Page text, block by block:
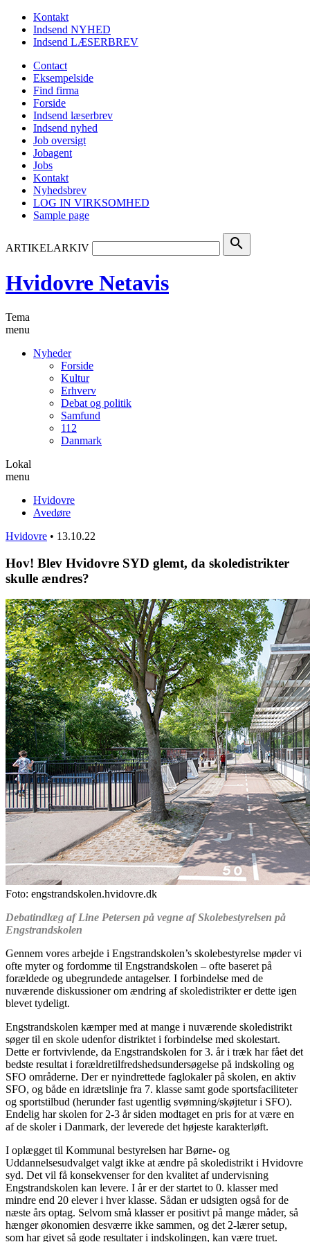
Kontakt
Indsend NYHED
Indsend LÆSERBREV
Contact
Eksempelside
Find firma
Forside
Indsend læserbrev
Indsend nyhed
Job oversigt
Jobagent
Jobs
Kontakt
Nyhedsbrev
LOG IN VIRKSOMHED
Sample page
ARTIKELARKIV search
Hvidovre Netavis
Tema
menu
Nyheder
Forside
Kultur
Erhverv
Debat og politik
Samfund
112
Danmark
Lokal
menu
Hvidovre
Avedøre
Hvidovre • 13.10.22
Hov! Blev Hvidovre SYD glemt, da skoledistrikter
skulle ændres?
Foto: engstrandskolen.hvidovre.dk
Debatindlæg af Line Petersen på vegne af Skolebestyrelsen på
Engstrandskolen
Gennem vores arbejde i Engstrandskolen’s skolebestyrelse møder vi
ofte myter og fordomme til Engstrandskolen – ofte baseret på
forældede og ubegrundede antagelser. I forbindelse med de
nuværende diskussioner om ændring af skoledistrikter er dette igen
blevet tydeligt.
Engstrandskolen kæmper med at mange i nuværende skoledistrikt
søger til en skole udenfor distriktet i forbindelse med skolestart.
Dette er fortvivlende, da Engstrandskolen for 3. år i træk har fået det
bedste resultat i forældretilfredshedsundersøgelse på indskoling og
SFO områderne. Der er nyindrettede faglokaler på skolen, en aktiv
SFO, og både en idrætslinje fra 7. klasse samt gode sportsfaciliteter
og sportstilbud (herunder fast ugentlig svømning/skøjtetur i SFO).
Endelig har skolen for 2-3 år siden modtaget en pris for at være en
af de skoler i Danmark, der leverede det højeste karakterløft.
I oplægget til Kommunal bestyrelsen har Børne- og
Uddannelsesudvalget valgt ikke at ændre på skoledistrikt i Hvidovre
syd. Det vil få konsekvenser for den kvalitet af undervisning
Engstrandskolen kan levere. I år er der startet to 0. klasser med
mindre end 20 elever i hver klasse. Sådan er udsigten også for de
næste års optag. Selvom små klasser er positivt på mange måder, så
hænger økonomien desværre ikke sammen, og det 2-lærer setup,
som har givet så gode resultater i indskolingen, kan være truet.